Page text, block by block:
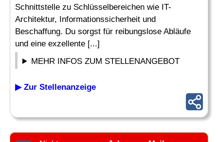
Schnittstelle zu Schlüsselbereichen wie IT-
Architektur, Informationssicherheit und
Beschaffung. Du sorgst für reibungslose Abläufe
und eine exzellente [...]
MEHR INFOS ZUM STELLENANGEBOT
▶ Zur Stellenanzeige